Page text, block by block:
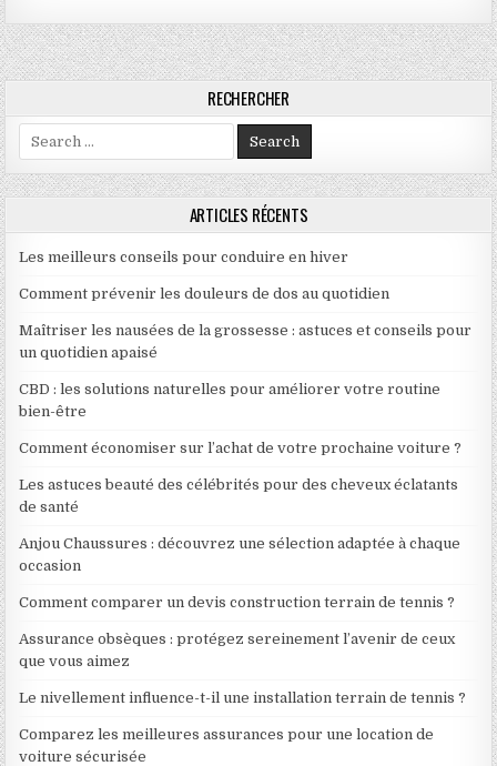
RECHERCHER
Search for:
ARTICLES RÉCENTS
Les meilleurs conseils pour conduire en hiver
Comment prévenir les douleurs de dos au quotidien
Maîtriser les nausées de la grossesse : astuces et conseils pour
un quotidien apaisé
CBD : les solutions naturelles pour améliorer votre routine
bien-être
Comment économiser sur l’achat de votre prochaine voiture ?
Les astuces beauté des célébrités pour des cheveux éclatants
de santé
Anjou Chaussures : découvrez une sélection adaptée à chaque
occasion
Comment comparer un devis construction terrain de tennis ?
Assurance obsèques : protégez sereinement l’avenir de ceux
que vous aimez
Le nivellement influence-t-il une installation terrain de tennis ?
Comparez les meilleures assurances pour une location de
voiture sécurisée